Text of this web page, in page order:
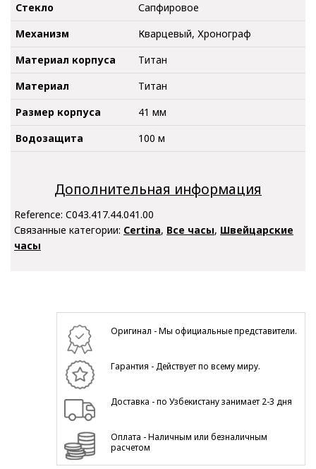
Стекло
Сапфировое
Механизм
Кварцевый, Хронограф
Материал корпуса
Титан
Материал
Титан
Размер корпуса
41 мм
Водозащита
100 м
Дополнительная информация
Reference: C043.417.44.041.00
Связанные категории: Certina, Все часы, Швейцарские
часы
Оригинал - Мы официальные представители.
Гарантия - Действует по всему миру.
Доставка - по Узбекистану занимает 2-3 дня
Оплата - Наличным или безналичным
расчетом